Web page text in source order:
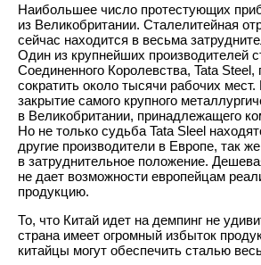
Наибольшее число протестующих
из Великобритании. Сталелитейная
сейчас находится в весьма
Один из крупнейших производителей
Соединенного Королевства, Tata Steel,
сократить около тысячи рабочих
закрытие самого крупного
в Великобритании, принадлежащего
Но не только судьба Tata Sleel
другие производители в Европе, так
в затруднительное положение.
не дает возможности европейцам
продукцию.
То, что Китай идет на демпинг не
страна имеет огромный избыток
китайцы могут обеспечить сталью